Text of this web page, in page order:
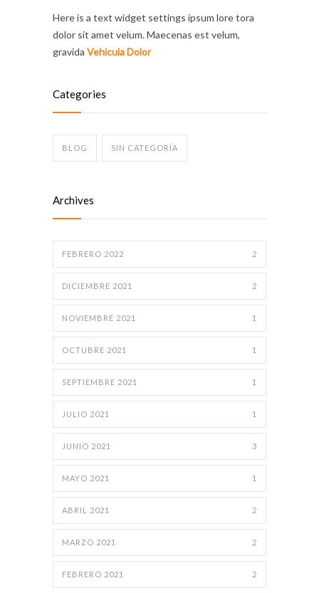
Here is a text widget settings ipsum lore tora
dolor sit amet velum. Maecenas est velum,
gravida Vehicula Dolor
Categories
BLOG SIN CATEGORÍA
Archives
FEBRERO 2022 2
DICIEMBRE 2021 2
NOVIEMBRE 2021 1
OCTUBRE 2021 1
SEPTIEMBRE 2021 1
JULIO 2021 1
JUNIO 2021 3
MAYO 2021 1
ABRIL 2021 2
MARZO 2021 2
FEBRERO 2021 2